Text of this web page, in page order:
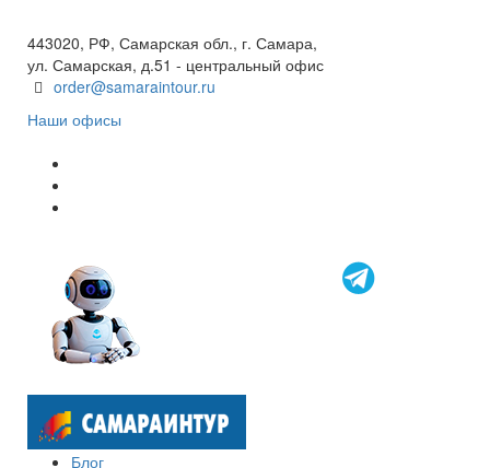
443020, РФ, Самарская обл., г. Самара,
ул. Самарская, д.51 - центральный офис
order@samaraintour.ru
Наши офисы
Блог